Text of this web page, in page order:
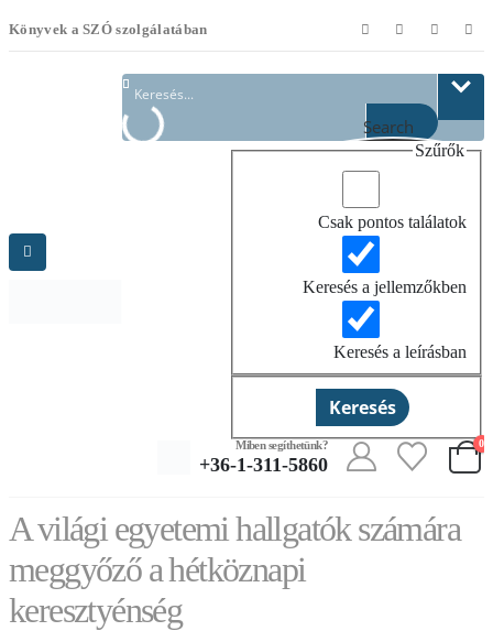
Könyvek a SZÓ szolgálatában
Search
Szűrők
Csak pontos találatok
Keresés a jellemzőkben
Keresés a leírásban
Keresés
Miben segíthetünk?
+36-1-311-5860
0
A világi egyetemi hallgatók számára
meggyőző a hétköznapi
keresztyénség